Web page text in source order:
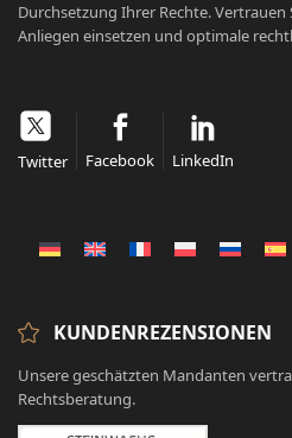
Durchsetzung Ihrer Rechte.
Anliegen einsetzen und optimale
Twitter Facebook LinkedIn
KUNDENREZENSIONEN
Unsere geschätzten Mandanten
Rechtsberatung.